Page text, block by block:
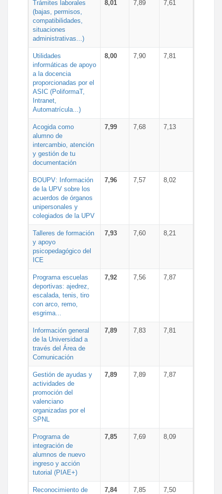
Trámites laborales
(bajas, permisos,
compatibilidades,
situaciones
administrativas...)
8,01 7,89 7,61
Utilidades
informáticas de apoyo
a la docencia
proporcionadas por el
ASIC (PoliformaT,
Intranet,
Automatrícula...)
8,00 7,90 7,81
Acogida como
alumno de
intercambio, atención
y gestión de tu
documentación
7,99 7,68 7,13
BOUPV: Información
de la UPV sobre los
acuerdos de órganos
unipersonales y
colegiados de la UPV
7,96 7,57 8,02
Talleres de formación
y apoyo
psicopedagógico del
ICE
7,93 7,60 8,21
Programa escuelas
deportivas: ajedrez,
escalada, tenis, tiro
con arco, remo,
esgrima...
7,92 7,56 7,87
Información general
de la Universidad a
través del Área de
Comunicación
7,89 7,83 7,81
Gestión de ayudas y
actividades de
promoción del
valenciano
organizadas por el
SPNL
7,89 7,89 7,87
Programa de
integración de
alumnos de nuevo
ingreso y acción
tutorial (PIAE+)
7,85 7,69 8,09
Reconocimiento de
7,84 7,85 7,50